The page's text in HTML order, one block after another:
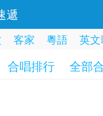
遞
客家 粵語 英
合唱排行 全部